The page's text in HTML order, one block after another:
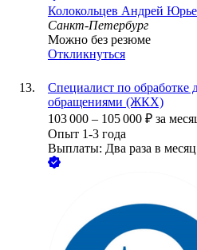
Колокольцев Андрей
Санкт-Петербург
Можно без резюме
Откликнуться
Специалист по обработке
обращениями (ЖКХ)
103 000 – 105 000 ₽ за
Опыт 1-3 года
Выплаты: Два раза в месяц